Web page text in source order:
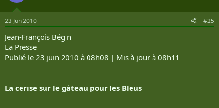
23 Jun 2010 #25
Jean-François Bégin
La Presse
Publié le 23 juin 2010 à 08h08 | Mis à jour à 08h11
La cerise sur le gâteau pour les Bleus